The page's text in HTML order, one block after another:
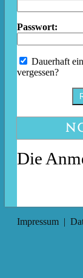
Passwort:
Dauerhaft
vergessen?
Die
Impressum |